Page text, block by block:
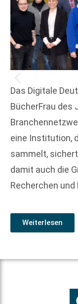
Das Digitale
BücherFrau des
eine Institution,
sammelt,
damit auch die
Recherchen
Weiterlesen